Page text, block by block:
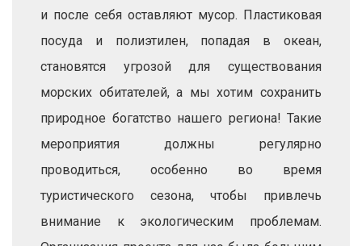
и после себя оставляют мусор. Пластиковая
посуда и полиэтилен, попадая в океан,
становятся угрозой для существования
морских обитателей, а мы хотим сохранить
природное богатство нашего региона! Такие
мероприятия должны регулярно
проводиться, особенно во время
туристического сезона, чтобы привлечь
внимание к экологическим проблемам.